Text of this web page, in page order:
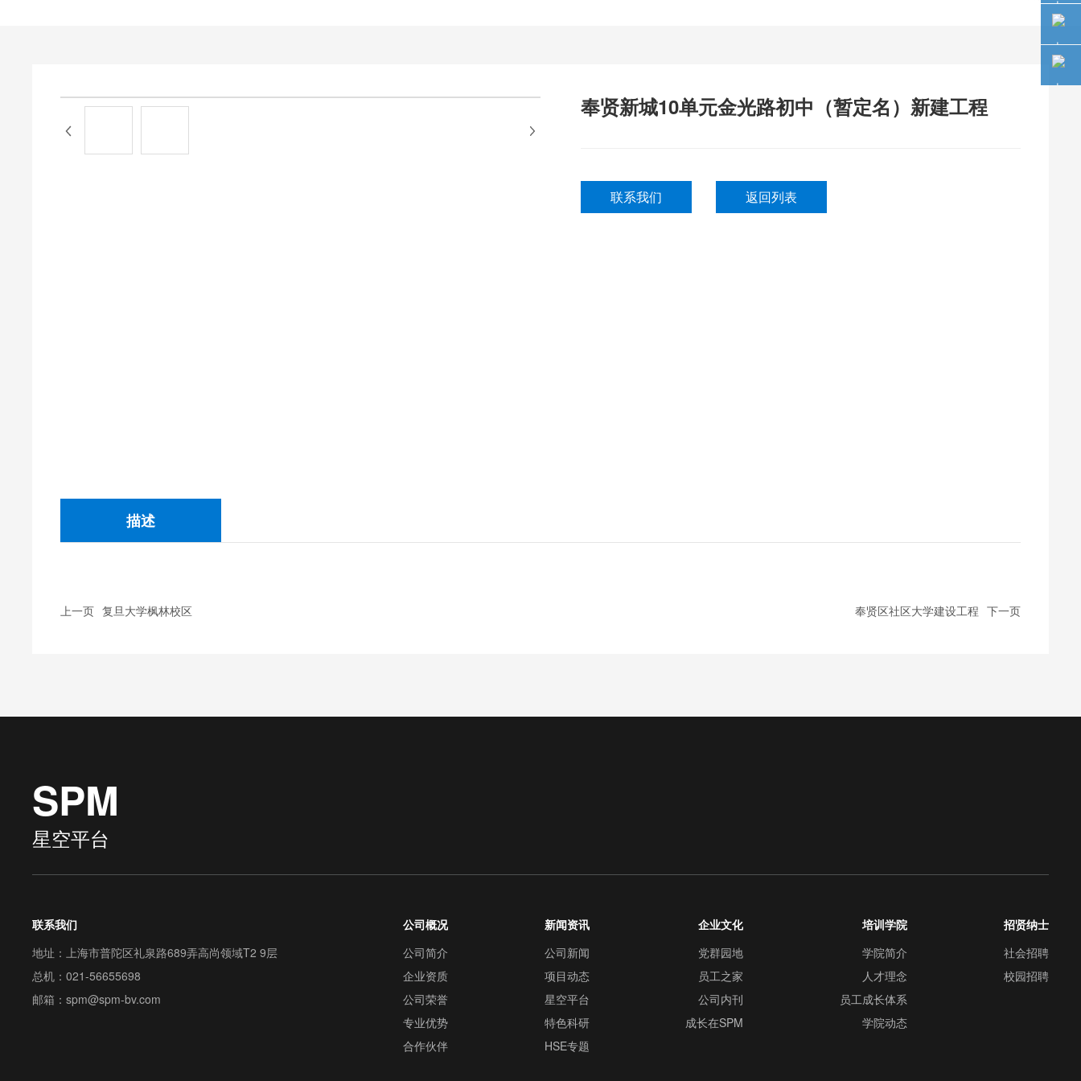
奉贤新城10单元金光路初中（暂定名）新建工程
联系我们 返回列表
描述
上一页 复旦大学枫林校区 奉贤区社区大学建设工程 下一页
SPM
星空平台
联系我们
地址：上海市普陀区礼泉路689弄高尚领域T2 9层
总机：021-56655698
邮箱：spm@spm-bv.com
公司概况
公司简介
企业资质
公司荣誉
专业优势
合作伙伴
新闻资讯
公司新闻
项目动态
星空平台
特色科研
HSE专题
企业文化
党群园地
员工之家
公司内刊
成长在SPM
培训学院
学院简介
人才理念
员工成长体系
学院动态
招贤纳士
社会招聘
校园招聘